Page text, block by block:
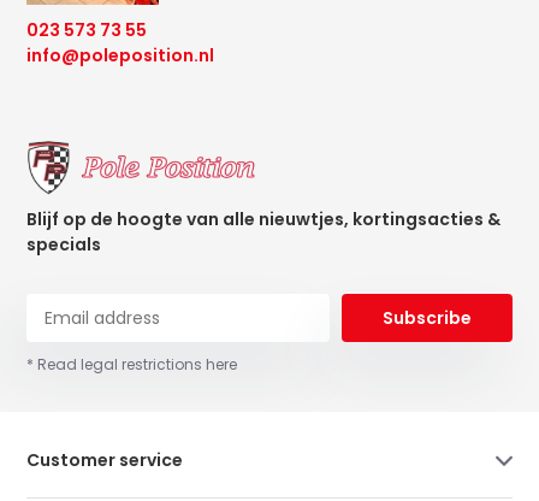
023 573 73 55
info@poleposition.nl
Blijf op de hoogte van alle nieuwtjes, kortingsacties &
specials
Subscribe
* Read legal restrictions here
Customer service